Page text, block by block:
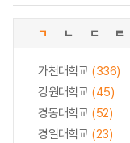
ㄱ ㄴ ㄷ ㄹ
가천대학교 (336)
강원대학교 (45)
경동대학교 (52)
경일대학교 (23)